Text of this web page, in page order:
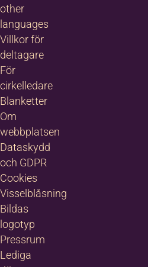
other
languages
Villkor för
deltagare
För
cirkelledare
Blanketter
Om
webbplatsen
Dataskydd
och GDPR
Cookies
Visselblåsning
Bildas
logotyp
Pressrum
Lediga